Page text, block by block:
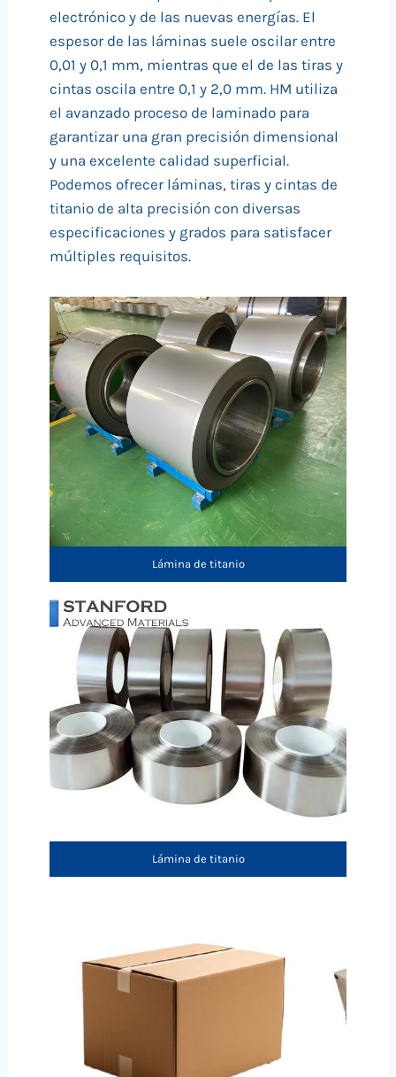
electrónico y de las nuevas energías. El
espesor de las láminas suele oscilar entre
0,01 y 0,1 mm, mientras que el de las tiras y
cintas oscila entre 0,1 y 2,0 mm. HM utiliza
el avanzado proceso de laminado para
garantizar una gran precisión dimensional
y una excelente calidad superficial.
Podemos ofrecer láminas, tiras y cintas de
titanio de alta precisión con diversas
especificaciones y grados para satisfacer
múltiples requisitos.
Lámina de titanio
Lámina de titanio